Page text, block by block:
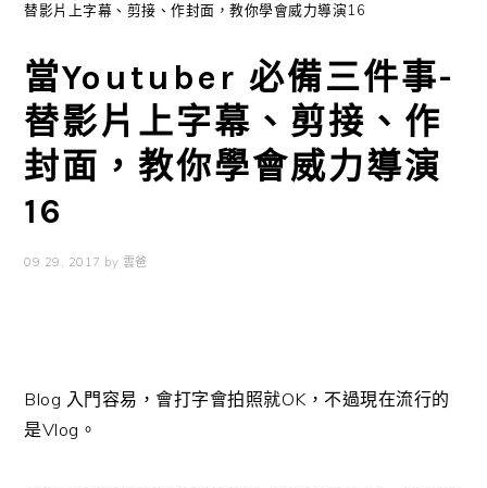
替影片上字幕、剪接、作封面，教你學會威力導演16
當Youtuber 必備三件事-
替影片上字幕、剪接、作
封面，教你學會威力導演
16
09 29, 2017 by 雲爸
Blog 入門容易，會打字會拍照就OK，不過現在流行的
是Vlog。